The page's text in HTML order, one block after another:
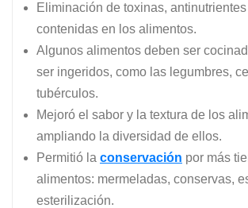
Eliminación de toxinas,
contenidas en los alimentos.
Algunos alimentos deben ser
ser ingeridos, como las legumbres,
tubérculos.
Mejoró el sabor y la textura de los
ampliando la diversidad de ellos.
Permitió la conservación por más
alimentos: mermeladas, conservas,
esterilización.